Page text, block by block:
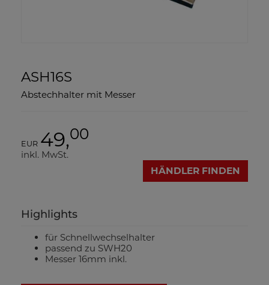
ASH16S
Abstechhalter mit Messer
EUR 49,00
inkl. MwSt.
HÄNDLER FINDEN
Highlights
für Schnellwechselhalter
passend zu SWH20
Messer 16mm inkl.